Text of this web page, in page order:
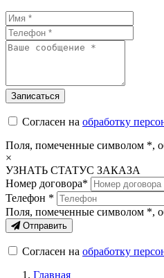
Согласен на обработку
Поля, помеченные символом *,
×
УЗНАТЬ СТАТУС ЗАКАЗА
Номер договора*
Телефон *
Поля, помеченные символом *,
Отправить
Согласен на обработку
Главная